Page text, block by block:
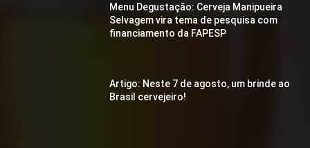
Menu Degustação: Cerveja Manipueira
Selvagem vira tema de pesquisa com
financiamento da FAPESP
Artigo: Neste 7 de agosto, um brinde ao
Brasil cervejeiro!